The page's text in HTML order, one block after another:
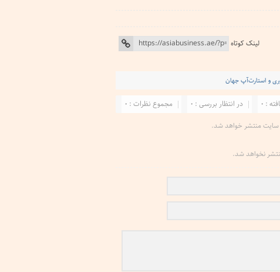
لینک کوتاه
و استارت‌آپ جهان
مجموع نظرات : 0 در انتظار بررسی : 0 : 0
سایت منتشر خواهد شد.
نخواهد شد.